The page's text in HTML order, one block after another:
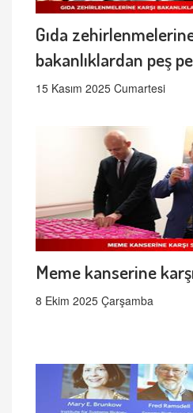
Gıda
bakanlıklardan peş
15 Kasım 2025 Cumartesi
Meme kanserine
8 Ekim 2025 Çarşamba